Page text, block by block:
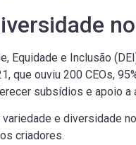
Equidade e Inclusão
que ouviu 200 CEOs,
subsídios e apoio
e diversidade
criadores.